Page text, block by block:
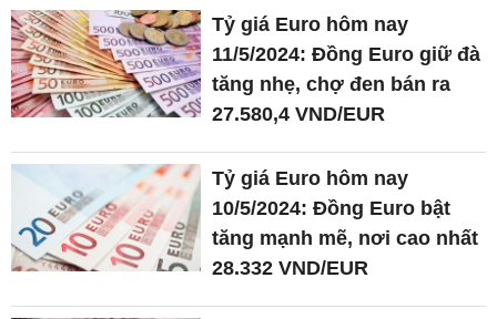
Tỷ giá Euro hôm nay
11/5/2024: Đồng Euro giữ đà
tăng nhẹ, chợ đen bán ra
27.580,4 VND/EUR
Tỷ giá Euro hôm nay
10/5/2024: Đồng Euro bật
tăng mạnh mẽ, nơi cao nhất
28.332 VND/EUR